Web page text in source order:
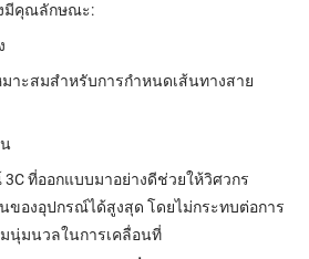
มีคุณลักษณะ:
าะสมสำหรับการกำหนดเส้นทางสาย
ที่ออกแบบมาอย่างดีช่วยให้วิศวกร
ของอุปกรณ์ได้สูงสุด โดยไม่กระทบต่อการ
นุ่มนวลในการเคลื่อนที่